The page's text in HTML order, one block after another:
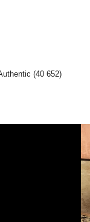
(40 652)